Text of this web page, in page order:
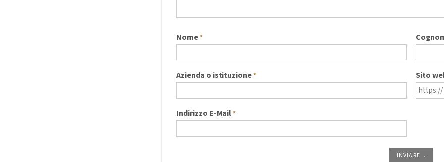
Nome*
Azienda o istituzione* Sito
Indirizzo E-Mail*
INVIARE